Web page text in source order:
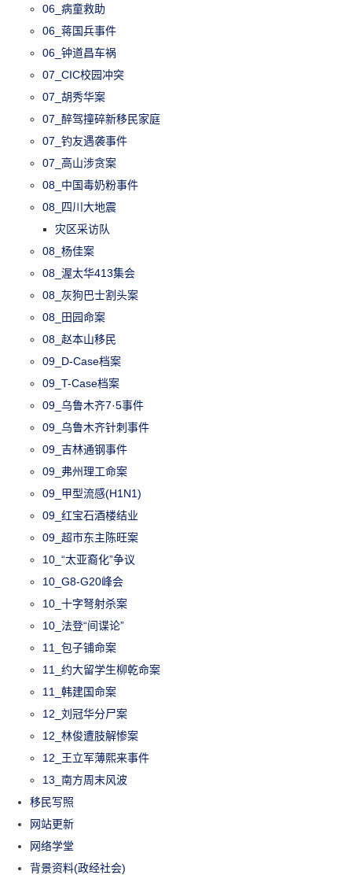
06_病童救助
06_蒋国兵事件
06_钟道昌车祸
07_CIC校园冲突
07_胡秀华案
07_醉驾撞碎新移民家庭
07_钓友遇袭事件
07_高山涉贪案
08_中国毒奶粉事件
08_四川大地震
灾区采访队
08_杨佳案
08_渥太华413集会
08_灰狗巴士割头案
08_田园命案
08_赵本山移民
09_D-Case档案
09_T-Case档案
09_乌鲁木齐7·5事件
09_乌鲁木齐针刺事件
09_吉林通钢事件
09_弗州理工命案
09_甲型流感(H1N1)
09_红宝石酒楼结业
09_超市东主陈旺案
10_“太亚裔化”争议
10_G8-G20峰会
10_十字弩射杀案
10_法登“间谍论”
11_包子铺命案
11_约大留学生柳乾命案
11_韩建国命案
12_刘冠华分尸案
12_林俊遭肢解惨案
12_王立军薄熙来事件
13_南方周末风波
移民写照
网站更新
网络学堂
背景资料(政经社会)